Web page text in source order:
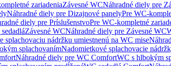
zariadeniaZávesné WCNáhradné diely pre
Náhradné diely pre Dizajnové panelyPre WC-
diely pre PríslušenstvoPre WC-kompletné
Závesné WCNáhradné diely pre Závesné WC
splachovaciu nádržku umiestnenú na WC mise
splachovanímNadomietkové splachovacie
Náhradné diely pre WC ComfortWC s hlbokým